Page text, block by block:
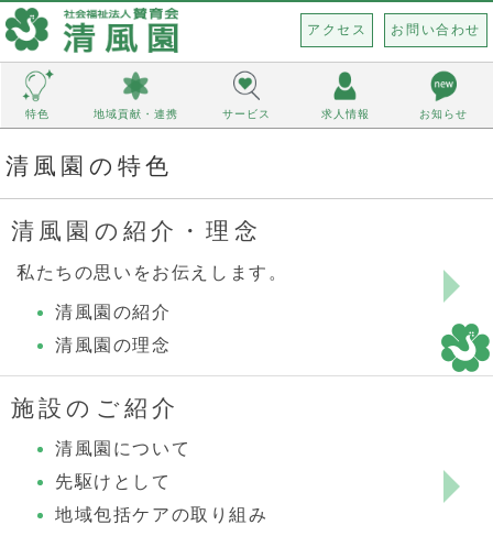
お問い合わせ
アクセス
特色 地域貢献・連携 サービス 求人情報 お知らせ
清風園の特色
清風園の紹介・理念
私たちの思いをお伝えします。
清風園の紹介
清風園の理念
施設のご紹介
清風園について
先駆けとして
地域包括ケアの取り組み